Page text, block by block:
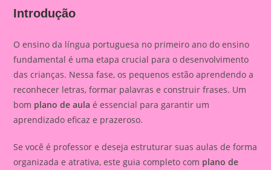
Introdução
O ensino da língua portuguesa no primeiro ano do ensino
fundamental é uma etapa crucial para o desenvolvimento
das crianças. Nessa fase, os pequenos estão aprendendo a
reconhecer letras, formar palavras e construir frases. Um
bom plano de aula é essencial para garantir um
aprendizado eficaz e prazeroso.
Se você é professor e deseja estruturar suas aulas de forma
organizada e atrativa, este guia completo com plano de